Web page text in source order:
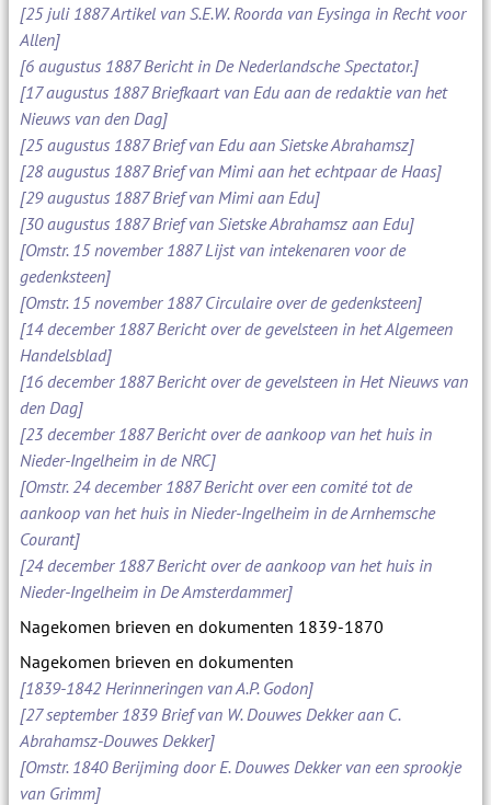
[25 juli 1887 Artikel van S.E.W. Roorda van Eysinga in Recht voor
Allen]
[6 augustus 1887 Bericht in De Nederlandsche Spectator.]
[17 augustus 1887 Briefkaart van Edu aan de redaktie van het
Nieuws van den Dag]
[25 augustus 1887 Brief van Edu aan Sietske Abrahamsz]
[28 augustus 1887 Brief van Mimi aan het echtpaar de Haas]
[29 augustus 1887 Brief van Mimi aan Edu]
[30 augustus 1887 Brief van Sietske Abrahamsz aan Edu]
[Omstr. 15 november 1887 Lijst van intekenaren voor de
gedenksteen]
[Omstr. 15 november 1887 Circulaire over de gedenksteen]
[14 december 1887 Bericht over de gevelsteen in het Algemeen
Handelsblad]
[16 december 1887 Bericht over de gevelsteen in Het Nieuws van
den Dag]
[23 december 1887 Bericht over de aankoop van het huis in
Nieder-Ingelheim in de NRC]
[Omstr. 24 december 1887 Bericht over een comité tot de
aankoop van het huis in Nieder-Ingelheim in de Arnhemsche
Courant]
[24 december 1887 Bericht over de aankoop van het huis in
Nieder-Ingelheim in De Amsterdammer]
Nagekomen brieven en dokumenten 1839-1870
Nagekomen brieven en dokumenten
[1839-1842 Herinneringen van A.P. Godon]
[27 september 1839 Brief van W. Douwes Dekker aan C.
Abrahamsz-Douwes Dekker]
[Omstr. 1840 Berijming door E. Douwes Dekker van een sprookje
van Grimm]